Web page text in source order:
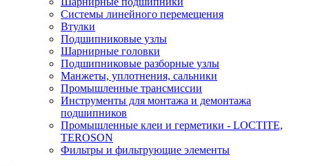
Системы линейного перемещения
Втулки
Подшипниковые узлы
Шарнирные головки
Подшипниковые разборные узлы
Манжеты, уплотнения, сальники
Промышленные трансмиссии
Инструменты для монтажа и демонтажа
подшипников
Промышленные клеи и герметики - LOCTITE,
TEROSON
Фильтры и фильтрующие элементы